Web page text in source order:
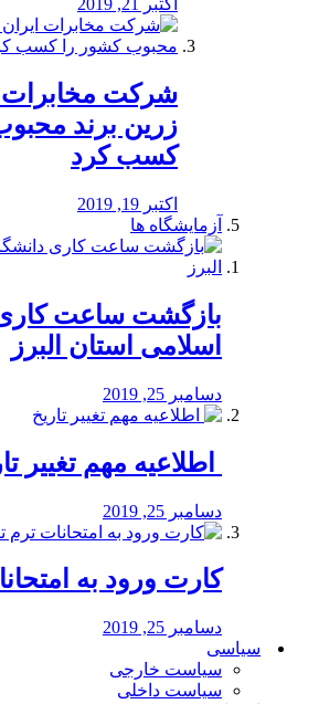
اکتبر 21, 2019
شرکت مخابرات
زرین برند
کسب کرد
اکتبر 19, 2019
آزمایشگاه ها
بازگشت ساعت کاری
اسلامی استان البرز
دسامبر 25, 2019
اطلاعیه مهم تغییر
دسامبر 25, 2019
کارت ورود به
دسامبر 25, 2019
سیاسی
سیاست خارجی
سیاست داخلی